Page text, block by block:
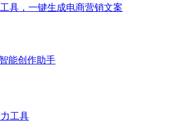
具，一键生成电商营销文案
能创作助手
工具